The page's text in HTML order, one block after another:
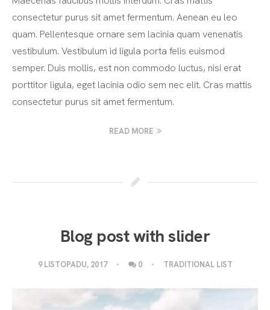
consectetur purus sit amet fermentum. Aenean eu leo
quam. Pellentesque ornare sem lacinia quam venenatis
vestibulum. Vestibulum id ligula porta felis euismod
semper. Duis mollis, est non commodo luctus, nisi erat
porttitor ligula, eget lacinia odio sem nec elit. Cras mattis
consectetur purus sit amet fermentum.
READ MORE
Blog post with slider
9 LISTOPADU, 2017 0 TRADITIONAL LIST